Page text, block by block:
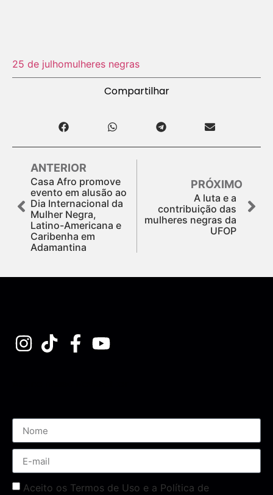
25 de julhomulheres negras
Compartilhar
ANTERIOR
Casa Afro promove
evento em alusão ao
Dia Internacional da
Mulher Negra,
Latino-Americana e
Caribenha em
Adamantina
PRÓXIMO
A luta e a
contribuição das
mulheres negras da
UFOP
Aceito os Termos de Uso e a Política de